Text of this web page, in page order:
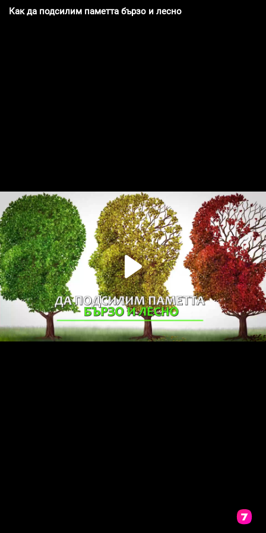
Как да подсилим паметта бързо и лесно